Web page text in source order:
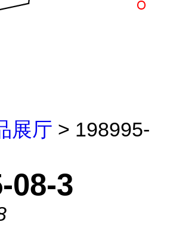
展厅 > 198995-
08-3